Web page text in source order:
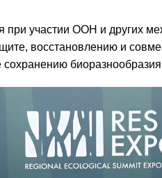
при участии ООН и других
восстановлению и